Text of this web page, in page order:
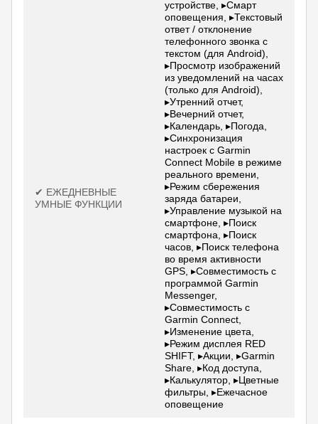
✔ ЕЖЕДНЕВНЫЕ
УМНЫЕ ФУНКЦИИ
устройстве, ▸Смарт
оповещения, ▸Текстовый
ответ / отклонение
телефонного звонка с
текстом (для Android),
▸Просмотр изображений
из уведомлений на часах
(только для Android),
▸Утренний отчет,
▸Вечерний отчет,
▸Календарь, ▸Погода,
▸Синхронизация
настроек с Garmin
Connect Mobile в режиме
реального времени,
▸Режим сбережения
заряда батареи,
▸Управление музыкой на
смартфоне, ▸Поиск
смартфона, ▸Поиск
часов, ▸Поиск телефона
во время активности
GPS, ▸Совместимость с
программой Garmin
Messenger,
▸Совместимость с
Garmin Connect,
▸Изменение цвета,
▸Режим дисплея RED
SHIFT, ▸Акции, ▸Garmin
Share, ▸Код доступа,
▸Калькулятор, ▸Цветные
фильтры, ▸Ежечасное
оповещение